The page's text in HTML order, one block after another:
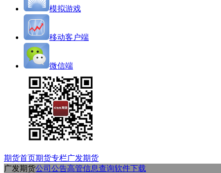
模拟游戏
移动客户端
微信端
期货首页期货专栏广发期货
广发期货公司公告高管信息查询软件下载